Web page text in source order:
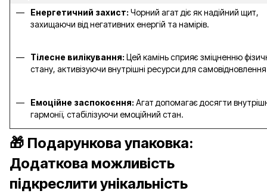
Енергетичний захист: Чорний агат діє як надійний щит,
захищаючи від негативних енергій та намірів.
Тілесне вилікування: Цей камінь сприяє зміцненню
стану, активізуючи внутрішні ресурси для
Емоційне заспокоєння: Агат допомагає досягти
гармонії, стабілізуючи емоційний стан.
🎁 Подарункова упаковка:
Додаткова можливість
підкреслити унікальність